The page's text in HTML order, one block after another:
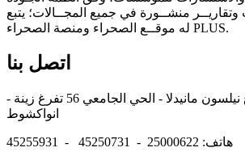
وتقاريــر منشــورة في جميع المجــالات؛ يتبع
له موقــع الصحراء ومنصة الصحراء PLUS.
اتصل بنا
المقر: شارع نيلسون مانيدلا - الحي الجامعي 56 تفرغ زينة -
هاتف: 25000622 - 45250731 - 45255931